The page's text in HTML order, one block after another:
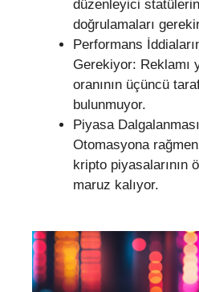
düzenleyici
doğrulamaları
Performans
Gerekiyor: Reklamı
oranının üçüncü
bulunmuyor.
Piyasa
Otomasyona
kripto piyasalarının
maruz kalıyor.